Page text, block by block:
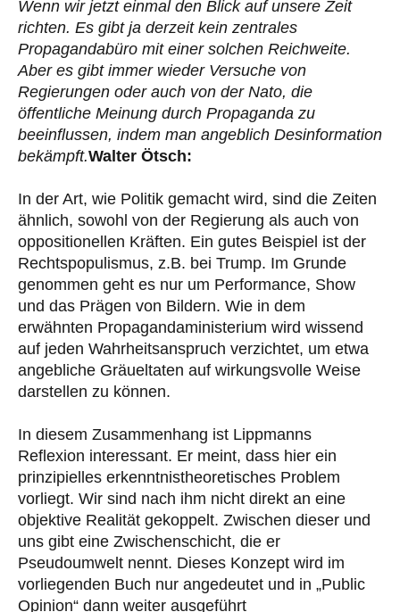
Wenn wir jetzt einmal den Blick auf unsere Zeit
richten. Es gibt ja derzeit kein zentrales
Propagandabüro mit einer solchen Reichweite.
Aber es gibt immer wieder Versuche von
Regierungen oder auch von der Nato, die
öffentliche Meinung durch Propaganda zu
beeinflussen, indem man angeblich Desinformation
bekämpft.Walter Ötsch:
In der Art, wie Politik gemacht wird, sind die Zeiten
ähnlich, sowohl von der Regierung als auch von
oppositionellen Kräften. Ein gutes Beispiel ist der
Rechtspopulismus, z.B. bei Trump. Im Grunde
genommen geht es nur um Performance, Show
und das Prägen von Bildern. Wie in dem
erwähnten Propagandaministerium wird wissend
auf jeden Wahrheitsanspruch verzichtet, um etwa
angebliche Gräueltaten auf wirkungsvolle Weise
darstellen zu können.
In diesem Zusammenhang ist Lippmanns
Reflexion interessant. Er meint, dass hier ein
prinzipielles erkenntnistheoretisches Problem
vorliegt. Wir sind nach ihm nicht direkt an eine
objektive Realität gekoppelt. Zwischen dieser und
uns gibt eine Zwischenschicht, die er
Pseudoumwelt nennt. Dieses Konzept wird im
vorliegenden Buch nur angedeutet und in „Public
Opinion“ dann weiter ausgeführt